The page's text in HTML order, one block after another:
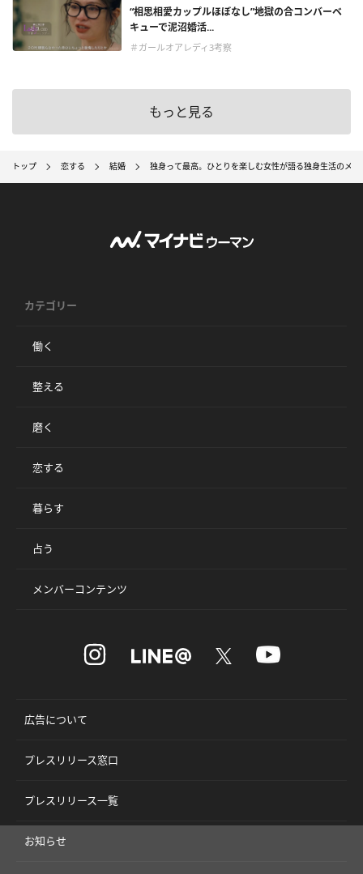
“相思相愛カップルほぼなし”地獄の合コンバーベ
キューで泥沼婚活...
＃ガールオアレディ3考察
もっと見る
トップ 恋する 結婚 独身って最高。ひとりを楽しむ女性が語る独身生活のメリ
カテゴリー
働く
整える
磨く
恋する
暮らす
占う
メンバーコンテンツ
広告について
プレスリリース窓口
プレスリリース一覧
お知らせ